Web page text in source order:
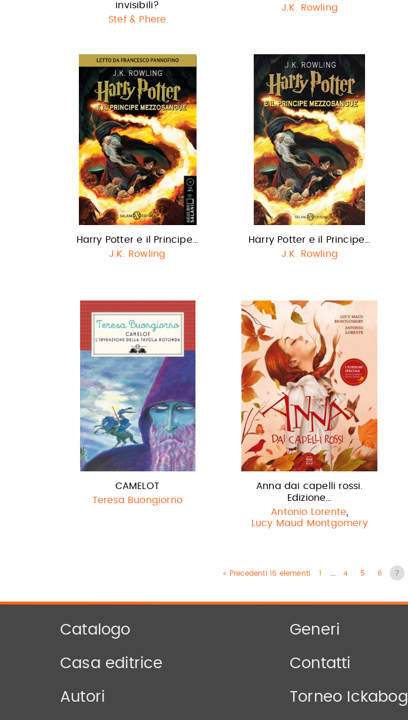
invisibili?
Stef & Phere
J.K. Rowling
Harry Potter e il Principe…
J.K. Rowling
Harry Potter e il Principe…
J.K. Rowling
CAMELOT
Teresa Buongiorno
Anna dai capelli rossi.
Edizione…
Antonio Lorente,
Lucy Maud Montgomery
« Precedenti 16 elementi 1 4 5 6 7
Catalogo Generi
Casa editrice Contatti
Autori Torneo Ickabog